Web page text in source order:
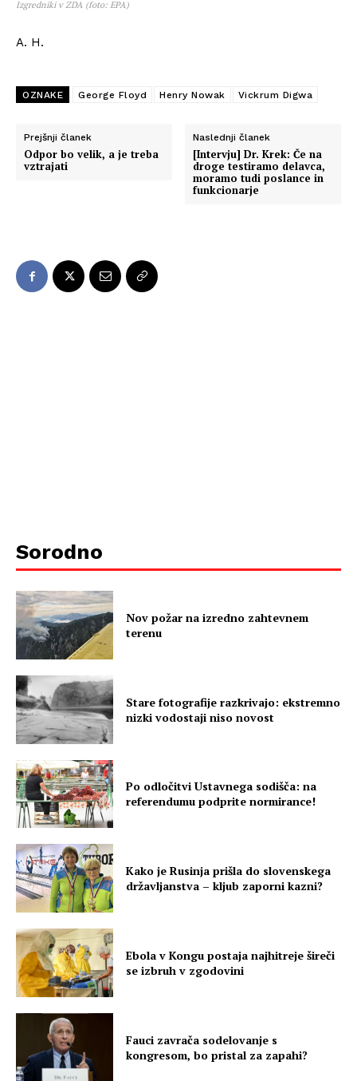
Izgredniki v ZDA (foto: EPA)
A. H.
OZNAKE George Floyd Henry Nowak Vickrum Digwa
Prejšnji članek
Odpor bo velik, a je treba
vztrajati
Naslednji članek
[Intervju] Dr. Krek: Če na
droge testiramo delavca,
moramo tudi poslance in
funkcionarje
Sorodno
Nov požar na izredno zahtevnem
terenu
Stare fotografije razkrivajo: ekstremno
nizki vodostaji niso novost
Po odločitvi Ustavnega sodišča: na
referendumu podprite normirance!
Kako je Rusinja prišla do slovenskega
državljanstva – kljub zaporni kazni?
Ebola v Kongu postaja najhitreje šireči
se izbruh v zgodovini
Fauci zavrača sodelovanje s
kongresom, bo pristal za zapahi?